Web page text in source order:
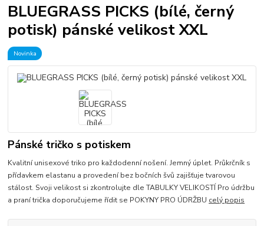
BLUEGRASS PICKS (bílé, černý
potisk) pánské velikost XXL
Novinka
Pánské tričko s potiskem
Kvalitní unisexové triko pro každodenní nošení. Jemný úplet. Průkrčník s
přídavkem elastanu a provedení bez bočních švů zajišťuje tvarovou
stálost. Svoji velikost si zkontrolujte dle TABULKY VELIKOSTÍ Pro údržbu
a praní trička doporučujeme řídit se POKYNY PRO ÚDRŽBU celý popis